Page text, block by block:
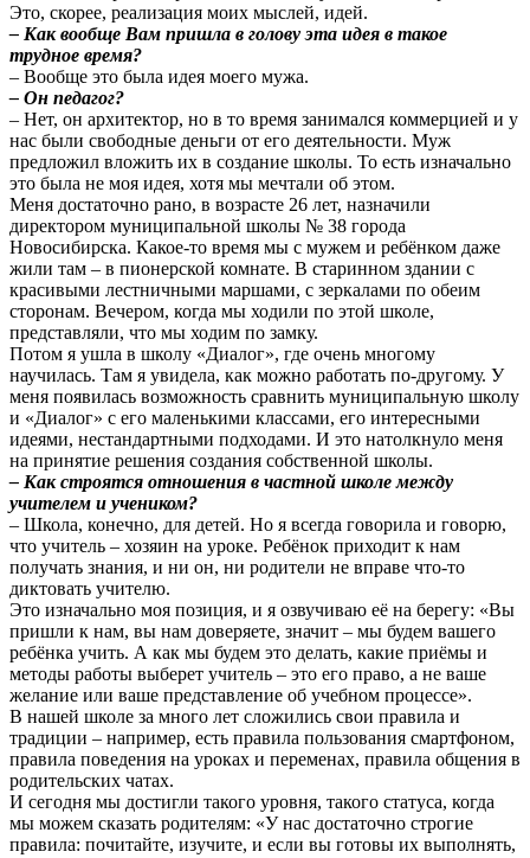
Это, скорее, реализация моих мыслей, идей.
– Как вообще Вам пришла в голову эта идея в такое
трудное время?
– Вообще это была идея моего мужа.
– Он педагог?
– Нет, он архитектор, но в то время занимался коммерцией и у
нас были свободные деньги от его деятельности. Муж
предложил вложить их в создание школы. То есть изначально
это была не моя идея, хотя мы мечтали об этом.
Меня достаточно рано, в возрасте 26 лет, назначили
директором муниципальной школы № 38 города
Новосибирска. Какое-то время мы с мужем и ребёнком даже
жили там – в пионерской комнате. В старинном здании с
красивыми лестничными маршами, с зеркалами по обеим
сторонам. Вечером, когда мы ходили по этой школе,
представляли, что мы ходим по замку.
Потом я ушла в школу «Диалог», где очень многому
научилась. Там я увидела, как можно работать по-другому. У
меня появилась возможность сравнить муниципальную школу
и «Диалог» с его маленькими классами, его интересными
идеями, нестандартными подходами. И это натолкнуло меня
на принятие решения создания собственной школы.
– Как строятся отношения в частной школе между
учителем и учеником?
– Школа, конечно, для детей. Но я всегда говорила и говорю,
что учитель – хозяин на уроке. Ребёнок приходит к нам
получать знания, и ни он, ни родители не вправе что-то
диктовать учителю.
Это изначально моя позиция, и я озвучиваю её на берегу: «Вы
пришли к нам, вы нам доверяете, значит – мы будем вашего
ребёнка учить. А как мы будем это делать, какие приёмы и
методы работы выберет учитель – это его право, а не ваше
желание или ваше представление об учебном процессе».
В нашей школе за много лет сложились свои правила и
традиции – например, есть правила пользования смартфоном,
правила поведения на уроках и переменах, правила общения в
родительских чатах.
И сегодня мы достигли такого уровня, такого статуса, когда
мы можем сказать родителям: «У нас достаточно строгие
правила: почитайте, изучите, и если вы готовы их выполнять,